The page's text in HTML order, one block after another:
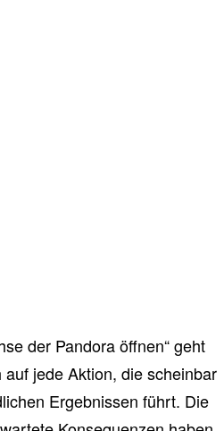
der Pandora öffnen“ geht
jede Aktion, die scheinbar
Ergebnissen führt. Die